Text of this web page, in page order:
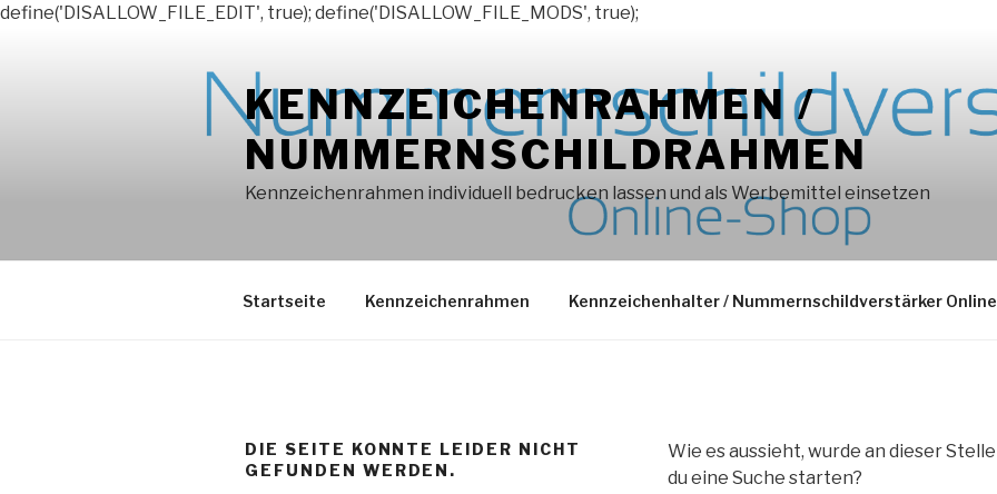
define('DISALLOW_FILE_EDIT', true); define('DISALLOW_FILE_MODS', true);
KENNZEICHENRAHMEN /
NUMMERNSCHILDRAHMEN
Kennzeichenrahmen individuell bedrucken lassen und als Werbemittel einsetzen
Startseite Kennzeichenrahmen Kennzeichenhalter / Nummernschildverstärker
DIE SEITE KONNTE LEIDER NICHT
GEFUNDEN WERDEN.
Wie es aussieht, wurde an dieser
du eine Suche starten?